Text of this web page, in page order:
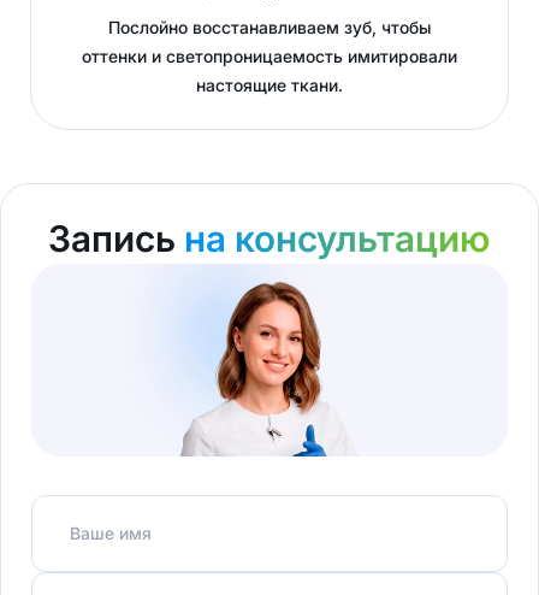
Послойно восстанавливаем зуб, чтобы
оттенки и светопроницаемость имитировали
настоящие ткани.
Запись на консультацию
Ваше имя